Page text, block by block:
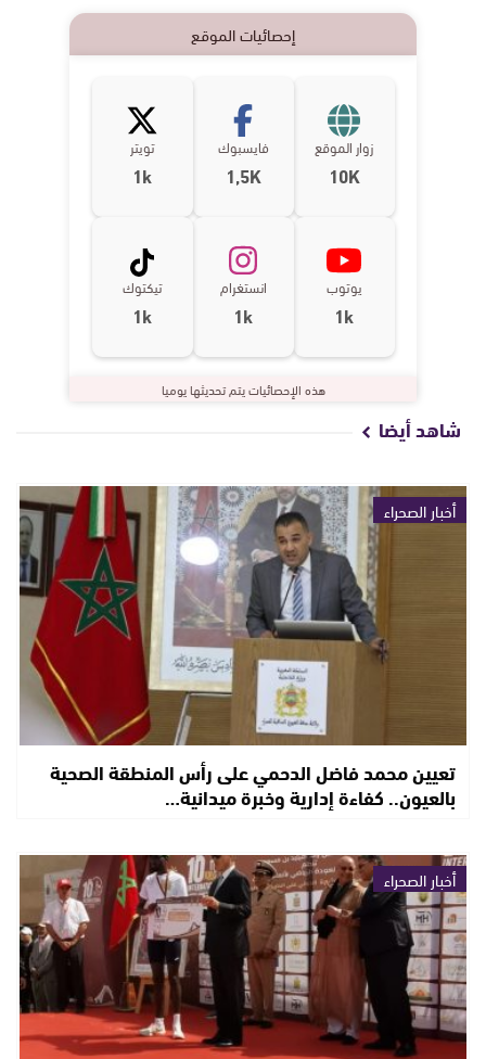
إحصائيات الموقع
زوار الموقع
10K
فايسبوك
1,5K
تويتر
1k
يوتوب
1k
انستغرام
1k
تيكتوك
1k
هذه الإحصائيات يتم تحديثها يوميا
شاهد أيضا
أخبار الصحراء
تعيين محمد فاضل الدحمي على رأس المنطقة الصحية
بالعيون.. كفاءة إدارية وخبرة ميدانية…
أخبار الصحراء